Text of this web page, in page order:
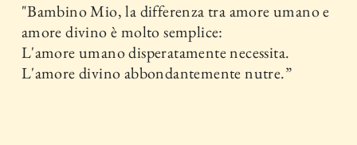
"Bambino Mio, la differenza tra amore umano e
amore divino è molto semplice:
L'amore umano disperatamente necessita.
L'amore divino abbondantemente nutre.”